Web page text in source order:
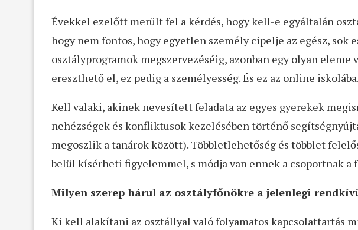
Évekkel ezelőtt merült fel a kérdés, hogy kell-e egyáltalán
hogy nem fontos, hogy egyetlen személy cipelje az egész,
osztályprogramok megszervezéséig, azonban egy olyan
ereszthető el, ez pedig a személyesség. És ez az online
Kell valaki, akinek nevesített feladata az egyes gyerekek
nehézségek és konfliktusok kezelésében történő
megoszlik a tanárok között). Többletlehetőség és többlet
belül kísérheti figyelemmel, s módja van ennek a csoportnak a
Milyen szerep hárul az osztályfőnökre a jelenlegi
Ki kell alakítani az osztállyal való folyamatos kapcsolattartás